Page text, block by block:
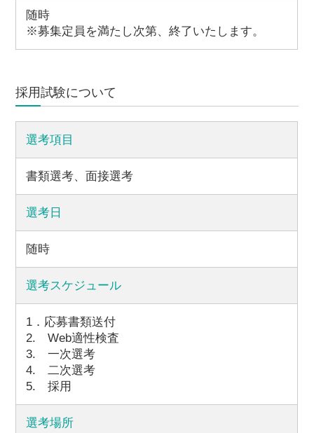
随時
※募集定員を満たし次第、終了いたします。
採用試験について
選考項目
書類選考、面接選考
選考日
随時
選考スケジュール
1．応募書類送付
2. Web適性検査
3. 一次選考
4. 二次選考
5. 採用
選考場所